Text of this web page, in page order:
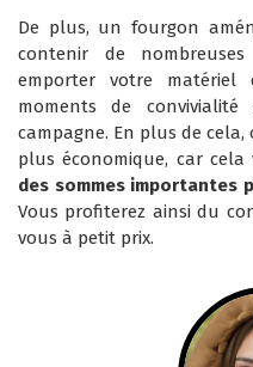
De plus, un fourgon
contenir de
emporter votre
moments de
campagne. En plus de
plus économique, car
des sommes importantes
Vous profiterez ainsi du
vous à petit prix.